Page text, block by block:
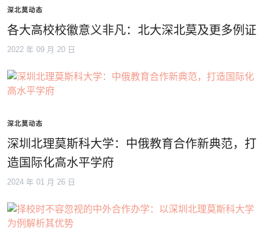
深北莫动态
各大高校校徽意义非凡：北大深北莫及更多例证
2022 年 09 月 20 日
深北莫动态
深圳北理莫斯科大学：中俄教育合作新典范，打
造国际化高水平学府
2024 年 01 月 26 日